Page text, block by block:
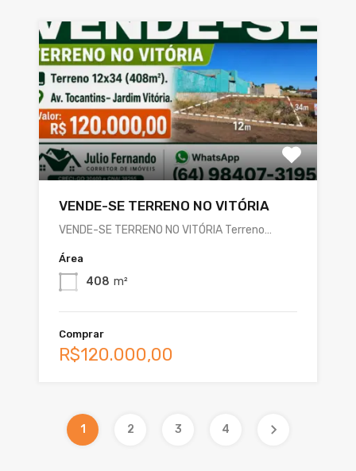
VENDE-SE TERRENO NO VITÓRIA
VENDE-SE TERRENO NO VITÓRIA Terreno…
Área
408 m²
Comprar
R$120.000,00
1 2 3 4